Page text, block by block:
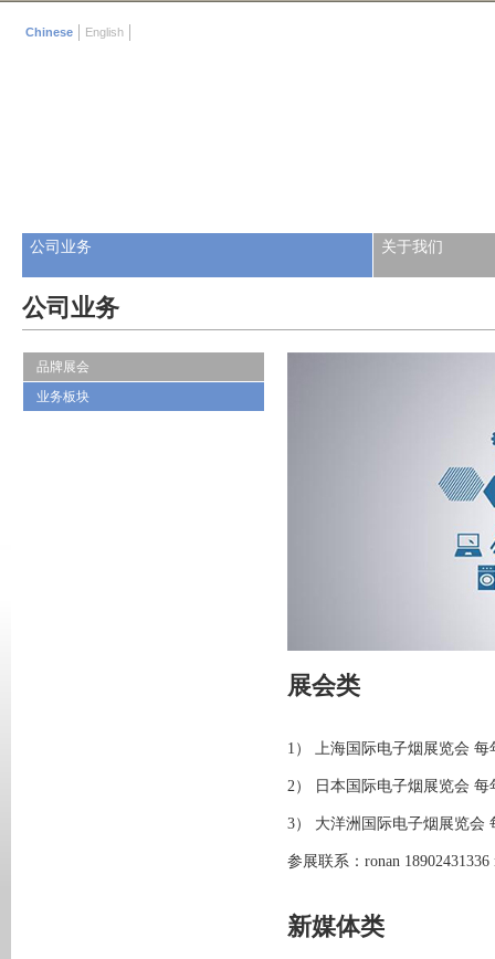
Chinese English
公司业务 关于我们
公司业务
品牌展会
业务板块
展会类
1） 上海国际电子烟展览会 每
2） 日本国际电子烟展览会 每
3） 大洋洲国际电子烟展览会
参展联系：ronan 18902431336
新媒体类